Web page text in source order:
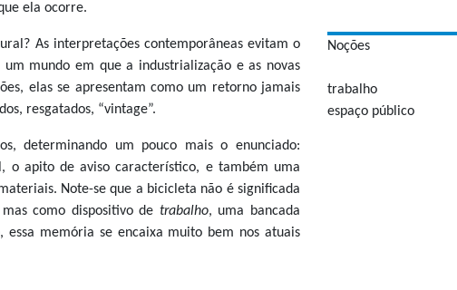
ela ocorre.
As interpretações contemporâneas evitam o
mundo em que a industrialização e as novas
elas se apresentam como um retorno jamais
resgatados, “vintage”.
determinando um pouco mais o enunciado:
o apito de aviso característico, e também uma
Note-se que a bicicleta não é significada
como dispositivo de trabalho, uma bancada
memória se encaixa muito bem nos atuais
Noções
trabalho
espaço público